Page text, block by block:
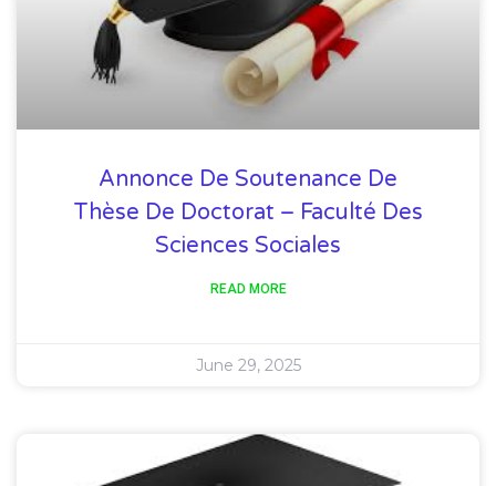
Annonce De Soutenance De
Thèse De Doctorat – Faculté Des
Sciences Sociales
READ MORE
June 29, 2025